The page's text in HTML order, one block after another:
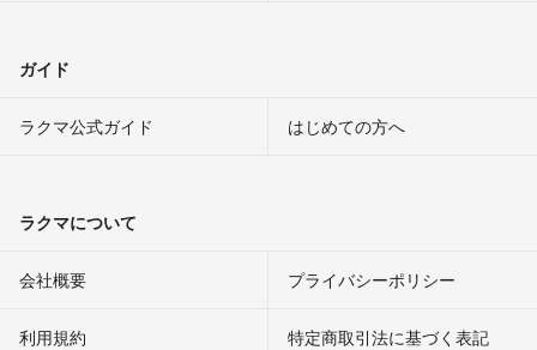
ガイド
ラクマ公式ガイド はじめての方へ
ラクマについて
会社概要 プライバシーポリシー
利用規約 特定商取引法に基づく表記